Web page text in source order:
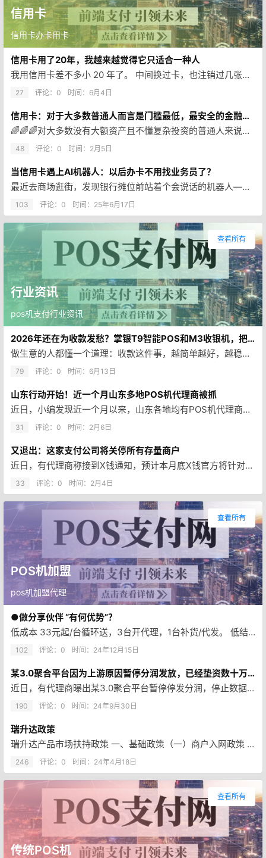
信用卡
信用卡办卡用卡
信用卡用了20年，我越来越觉得它只适合一种人
我用信用卡差不多小 20 年了。 中间换过卡，也注销过几张不常用的，但有一条习惯一直没变：到还款日前，全额还清。 所以严…
27 评论：0 时间： 6月4日
信用卡：对于大多数普通人而言是门槛最低，最安全的金融杠杆工具
🌈🌈🌈对大多数没有大额资产且不懂复杂投资的普通人来说，信用卡是门槛最低且最常用的合规金融杠工具。它不是超前消费的理念，而…
48 评论：0 时间： 2月5日
当信用卡遇上AI机器人：以后办卡不用找业务员了？
最近去商场逛街，发现银行摊位前站着个会说话的机器人——”您好，需要了解信用卡新户礼吗？” 这可不…
103 评论：0 时间： 25年6月17日
行业资讯
pos机支付行业资讯
查看所有
2026年还在为收款发愁？掌银T9智能POS和M3收银机，把麻烦一次解决
做生意的人都懂一个道理：收款这件事，越简单越好，越稳定越值钱。 可现实是——刷卡、扫码、刷脸、碰一下，顾客的付款方式越来…
79 评论：0 时间： 6月13日
山东行动开始！近一个月山东多地POS机代理商被抓
近日，小编发现近一个月以来，山东各地均有POS机代理商被抓，据公开消息：山东省内已经有五个以上POS机代理独立团队被刑事…
31 评论：0 时间： 2月6日
又退出：这家支付公司将关停所有存量商户
近日，有代理商称接到X钱通知，预计本月底X钱官方将针对所有存量商户做关停处理，请知悉~ X钱不是第一次退出了，近几年似乎…
33 评论：0 时间： 2月4日
POS机加盟
pos机加盟代理
查看所有
●做分享伙伴 “有何优势”？
低成本 33元起/台循环送，3台开代理，1台补货/代发。 低结算 扫码0.23、刷卡0.505，全程扶持。 产品全 10…
102 评论：0 时间： 24年12月15日
某3.0聚合平台因为上游原因暂停分润发放，已经垫资数十万！垫不起了！！
近日，有代理商曝出某3.0聚合平台暂停停发分润，停止数据更新，恢复时间待定。 平台方发通知，因上游暂停分润发放原因，暂时…
190 评论：0 时间： 24年9月30日
瑞升达政策
瑞升达产品市场扶持政策 一、基础政策（一）商户入网政策 （二）服务商政策 举例： 每天装1台机器，每月累计30台 298…
246 评论：0 时间： 24年4月18日
传统POS机
查看所有